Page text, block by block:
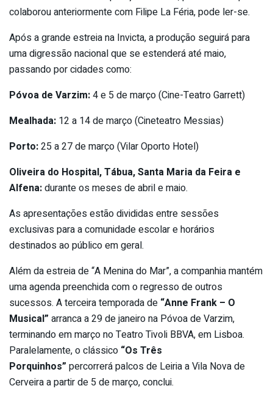
colaborou anteriormente com Filipe La Féria, pode ler-se.
Após a grande estreia na Invicta, a produção seguirá para
uma digressão nacional que se estenderá até maio,
passando por cidades como:
Póvoa de Varzim:4 e 5 de março (Cine-Teatro Garrett)
Mealhada: 12 a 14 de março (Cineteatro Messias)
Porto:25 a 27 de março (Vilar Oporto Hotel)
Oliveira do Hospital, Tábua, Santa Maria da Feira e
Alfena:durante os meses de abril e maio.
As apresentações estão divididas entre sessões
exclusivas para a comunidade escolar e horários
destinados ao público em geral.
Além da estreia de “A Menina do Mar”, a companhia mantém
uma agenda preenchida com o regresso de outros
sucessos. A terceira temporada de “Anne Frank – O
Musical” arranca a 29 de janeiro na Póvoa de Varzim,
terminando em março no Teatro Tivoli BBVA, em Lisboa.
Paralelamente, o clássico “Os Três
Porquinhos” percorrerá palcos de Leiria a Vila Nova de
Cerveira a partir de 5 de março, conclui.